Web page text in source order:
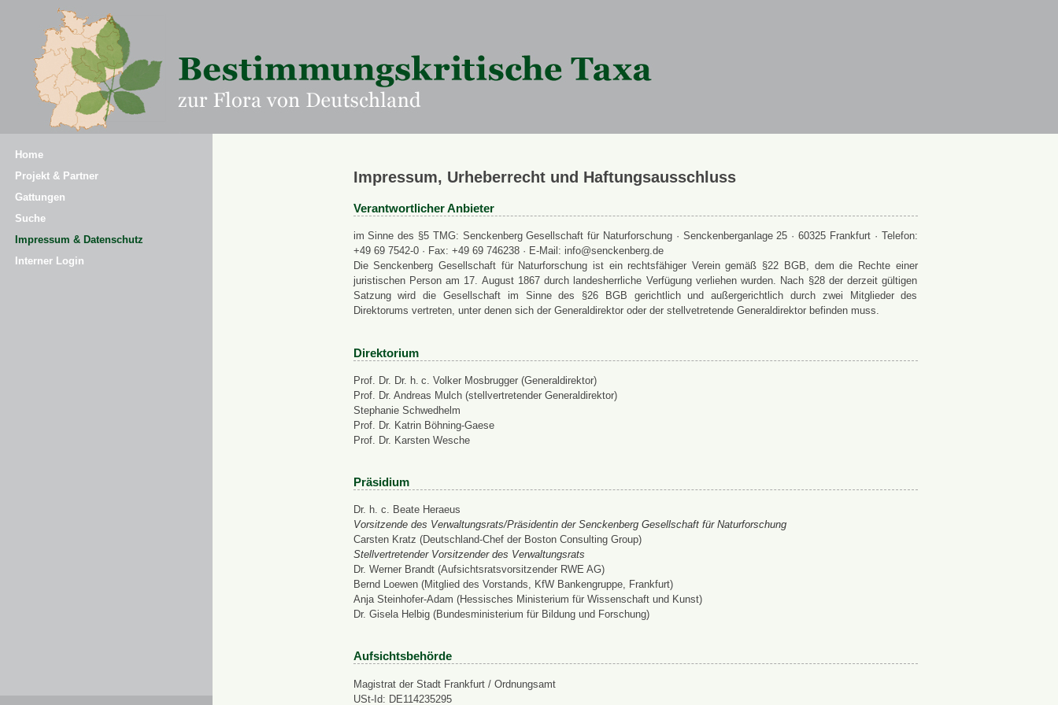
Home
Projekt & Partner
Gattungen
Suche
Impressum & Datenschutz
Interner Login
Impressum, Urheberrecht und Haftungsausschluss
Verantwortlicher Anbieter
im Sinne des §5 TMG: Senckenberg Gesellschaft für Naturforschung · Senckenberganlage 25 · 60325 Frankfurt · Telefon:
+49 69 7542-0 · Fax: +49 69 746238 · E-Mail: info@senckenberg.de
Die Senckenberg Gesellschaft für Naturforschung ist ein rechtsfähiger Verein gemäß §22 BGB, dem die Rechte einer
juristischen Person am 17. August 1867 durch landesherrliche Verfügung verliehen wurden. Nach §28 der derzeit gültigen
Satzung wird die Gesellschaft im Sinne des §26 BGB gerichtlich und außergerichtlich durch zwei Mitglieder des
Direktorums vertreten, unter denen sich der Generaldirektor oder der stellvetretende Generaldirektor befinden muss.
Direktorium
Prof. Dr. Dr. h. c. Volker Mosbrugger (Generaldirektor)
Prof. Dr. Andreas Mulch (stellvertretender Generaldirektor)
Stephanie Schwedhelm
Prof. Dr. Katrin Böhning-Gaese
Prof. Dr. Karsten Wesche
Präsidium
Dr. h. c. Beate Heraeus
Vorsitzende des Verwaltungsrats/Präsidentin der Senckenberg Gesellschaft für Naturforschung
Carsten Kratz (Deutschland-Chef der Boston Consulting Group)
Stellvertretender Vorsitzender des Verwaltungsrats
Dr. Werner Brandt (Aufsichtsratsvorsitzender RWE AG)
Bernd Loewen (Mitglied des Vorstands, KfW Bankengruppe, Frankfurt)
Anja Steinhofer-Adam (Hessisches Ministerium für Wissenschaft und Kunst)
Dr. Gisela Helbig (Bundesministerium für Bildung und Forschung)
Aufsichtsbehörde
Magistrat der Stadt Frankfurt / Ordnungsamt
USt-Id: DE114235295